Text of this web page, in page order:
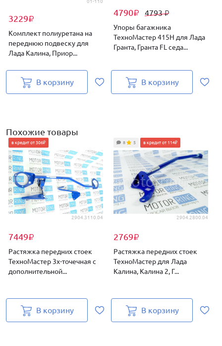
01-110
3229₽
Комплект полиуретана на
переднюю подвеску для
Лада Калина, Приор...
В корзину
4790₽ 4793₽
Упоры багажника
ТехноМастер 415Н для Лада
Гранта, Гранта FL седа...
В корзину
Похожие товары
2904.3110.04
7449₽
в кредит от 306₽
Растяжка передних стоек
ТехноМастер 3х-точечная с
дополнительной...
В корзину
2904.2800.04
2769₽
8 5 в кредит от 114₽
Растяжка передних стоек
ТехноМастер для Лада
Калина, Калина 2, Г...
В корзину